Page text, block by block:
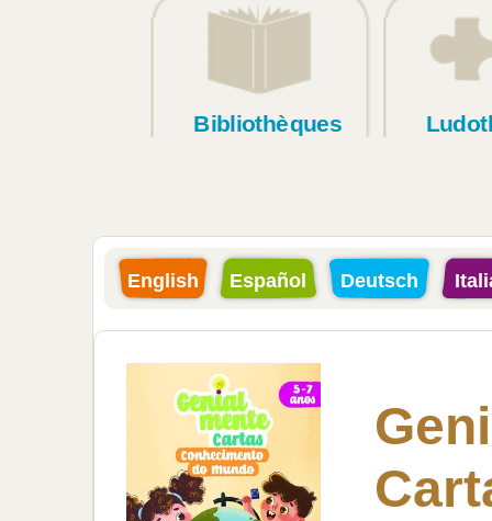
Bibliothèques
English Español Deutsch